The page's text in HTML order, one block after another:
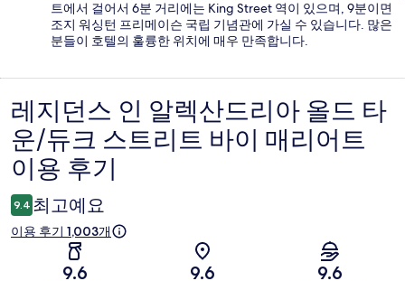
트에서 걸어서 6분 거리에는 King Street 역이 있으며, 9분이면
조지 워싱턴 프리메이슨 국립 기념관에 가실 수 있습니다. 많은
분들이 호텔의 훌륭한 위치에 매우 만족합니다.
이
용
후
기
레지던스 인 알렉산드리아 올드 타
운/듀크 스트리트 바이 매리어트
이용 후기
9.4 최고예요
이용 후기 1,003개
9.6 9.6 9.6